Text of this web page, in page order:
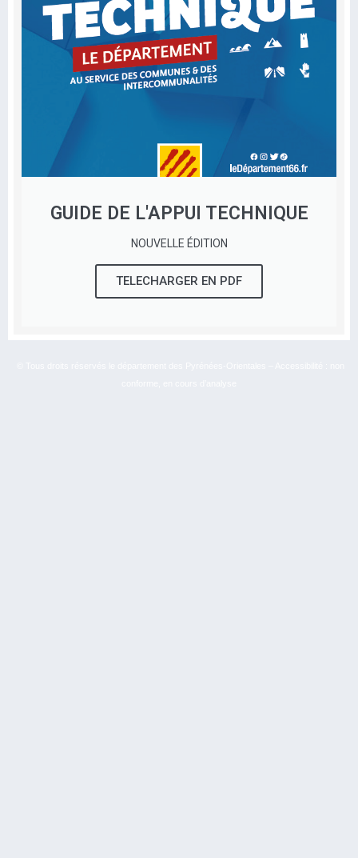
GUIDE DE L'APPUI TECHNIQUE
NOUVELLE ÉDITION
TELECHARGER EN PDF